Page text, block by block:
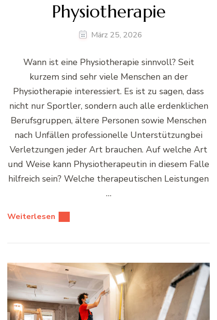
Physiotherapie
März 25, 2026
Wann ist eine Physiotherapie sinnvoll? Seit
kurzem sind sehr viele Menschen an der
Physiotherapie interessiert. Es ist zu sagen, dass
nicht nur Sportler, sondern auch alle erdenklichen
Berufsgruppen, ältere Personen sowie Menschen
nach Unfällen professionelle Unterstützungbei
Verletzungen jeder Art brauchen. Auf welche Art
und Weise kann Physiotherapeutin in diesem Falle
hilfreich sein? Welche therapeutischen Leistungen
…
Weiterlesen